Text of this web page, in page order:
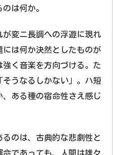
は何か。
変ニ長調への浮遊に現れ
は何か決然としたものが
く音楽を方向づける。た
うなるしかない」。ハ短
ある種の宿命性さえ感じ
のは、古典的な悲劇性と
であっても、人間は雄々